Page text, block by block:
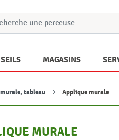
MAGASINS
tableau Applique murale
MURALE